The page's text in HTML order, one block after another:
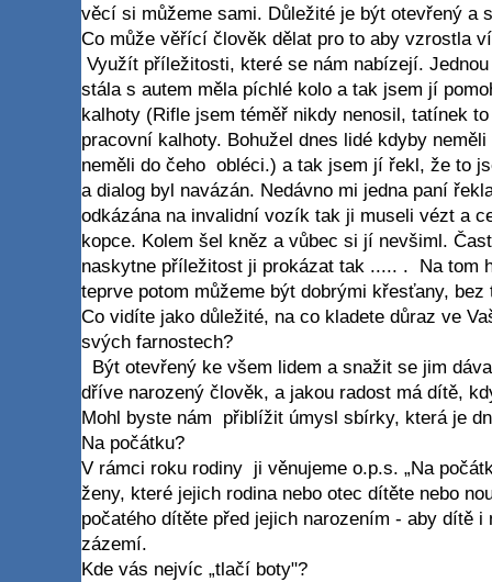
věcí si můžeme sami. Důležité je být otevřený
Co může věřící člověk dělat pro to aby vzrostla
Využít příležitosti, které se nám nabízejí.
stála s autem měla píchlé kolo a tak jsem jí
kalhoty (Rifle jsem téměř nikdy nenosil, tatínek
pracovní kalhoty. Bohužel dnes lidé kdyby
neměli do čeho obléci.) a tak jsem jí řekl, že to
a dialog byl navázán. Nedávno mi jedna paní
odkázána na invalidní vozík tak ji museli vézt a
kopce. Kolem šel kněz a vůbec si jí nevšiml.
naskytne příležitost ji prokázat tak ..... . Na tom
teprve potom můžeme být dobrými křesťany,
Co vidíte jako důležité, na co kladete důraz ve
svých farnostech?
Být otevřený ke všem lidem a snažit se jim
dříve narozený člověk, a jakou radost má dítě,
Mohl byste nám přiblížit úmysl sbírky, která je
Na počátku?
V rámci roku rodiny ji věnujeme o.p.s. „Na
ženy, které jejich rodina nebo otec dítěte nebo
počatého dítěte před jejich narozením - aby dítě
zázemí.
Kde vás nejvíc „tlačí boty"?